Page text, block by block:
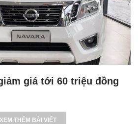
giá tới 60 triệu đồng
XEM THÊM BÀI VIẾT